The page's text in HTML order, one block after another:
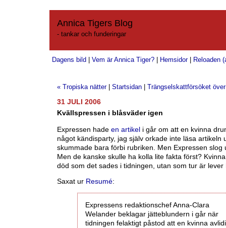
Annica Tigers Blog
- tankar och funderingar
Dagens bild Vem är Annica Tiger? Hemsidor| Reloaden
« Tropiska nätter| Startsidan
Trängselskattförsöket
31 JULI 2006
Kvällspressen i blåsväder igen
Expressen hade en artikel i går om att en kvinna
något kändisparty, jag själv orkade inte läsa artikeln
skummade bara förbi rubriken. Men Expressen slog
Men de kanske skulle ha kolla lite fakta först?
död som det sades i tidningen, utan som tur är lever
Saxat ur Resumé:
Expressens redaktionschef Anna-Clara
Welander beklagar jätteblundern i går när
tidningen felaktigt påstod att en kvinna